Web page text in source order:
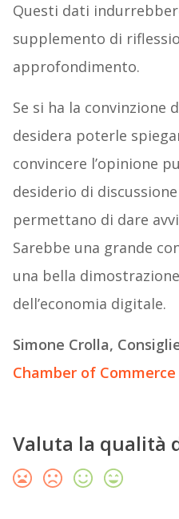
Questi dati
supplemento di
approfondimento.
Se si ha la convinzione
desidera poterle
convincere l’opinione
desiderio di
permettano di dare
Sarebbe una grande
una bella
dell’economia digitale.
Simone Crolla,
Chamber of
Valuta la qualità